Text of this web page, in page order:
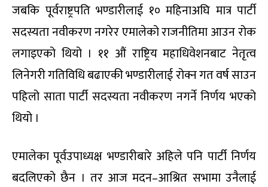
जबकि पूर्वराष्ट्रपति भण्डारीलाई १० महिनाअघि मात्र पार्टी
सदस्यता नवीकरण नगरेर एमालेको राजनीतिमा आउन रोक
लगाइएको थियो । ११ औं राष्ट्रिय महाधिवेशनबाट नेतृत्व
लिनेगरी गतिविधि बढाएकी भण्डारीलाई रोक्न गत वर्ष साउन
पहिलो साता पार्टी सदस्यता नवीकरण नगर्ने निर्णय भएको
थियो ।
एमालेका पूर्वउपाध्यक्ष भण्डारीबारे अहिले पनि पार्टी निर्णय
बदलिएको छैन । तर आज मदन–आश्रित सभामा उनैलाई